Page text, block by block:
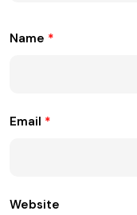
Name *
Email *
Website